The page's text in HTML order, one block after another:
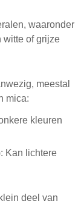
waaronder
witte of grijze
meestal
mica:
kleuren
Kan lichtere
deel van